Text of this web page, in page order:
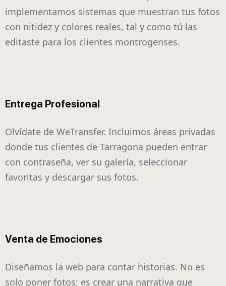
implementamos sistemas que muestran tus fotos
con nitidez y colores reales, tal y como tú las
editaste para los clientes montrogenses.
Entrega Profesional
Olvídate de WeTransfer. Incluimos áreas privadas
donde tus clientes de Tarragona pueden entrar
con contraseña, ver su galería, seleccionar
favoritas y descargar sus fotos.
Venta de Emociones
Diseñamos la web para contar historias. No es
solo poner fotos; es crear una narrativa que